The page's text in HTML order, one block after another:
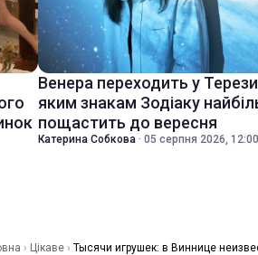
Венера переходить у
яким знакам Зодіаку
пощастить до вересня
Катерина Собкова · 05 серпня 2026, 12:00
› Цікаве › Тысячи игрушек: в Виннице